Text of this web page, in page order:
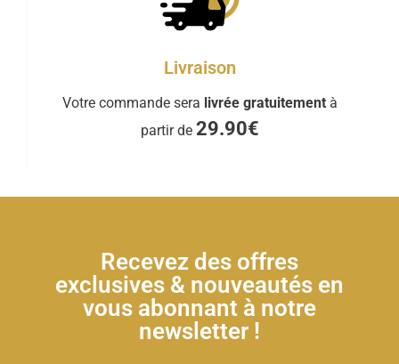
Livraison
Votre commande sera livrée gratuitement à
partir de 29.90€
Recevez des offres
exclusives & nouveautés en
vous abonnant à notre
newsletter !